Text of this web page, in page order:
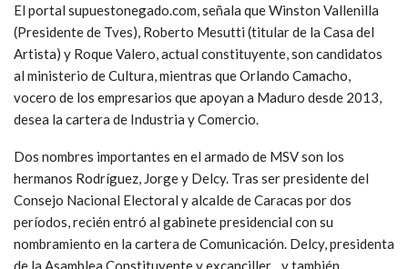
El portal supuestonegado.com, señala que Winston Vallenilla
(Presidente de Tves), Roberto Mesutti (titular de la Casa del
Artista) y Roque Valero, actual constituyente, son candidatos
al ministerio de Cultura, mientras que Orlando Camacho,
vocero de los empresarios que apoyan a Maduro desde 2013,
desea la cartera de Industria y Comercio.
Dos nombres importantes en el armado de MSV son los
hermanos Rodríguez, Jorge y Delcy. Tras ser presidente del
Consejo Nacional Electoral y alcalde de Caracas por dos
períodos, recién entró al gabinete presidencial con su
nombramiento en la cartera de Comunicación. Delcy, presidenta
de la Asamblea Constituyente y excanciller…y también